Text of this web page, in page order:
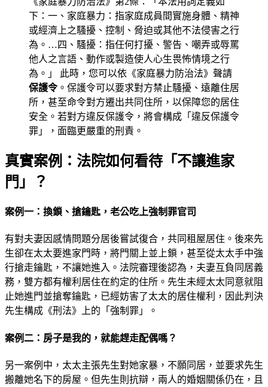
下：一、家庭暴力：指家庭成員間實施身體、精神
或經濟上之騷擾、控制、脅迫或其他不法侵害之行
為。…四、騷擾：指任何打擾、警告、嘲弄或辱罵
他人之言語、動作或製造使人心生畏怖情境之行
為。」 此時，您可以依《家庭暴力防治法》聲請
保護令 。保護令可以要求對方禁止騷擾、遠離住居
所，甚至命令對方遷出共同住所，以保障您的居住
安全。若對方違反保護令，將會構成「違反保護令
罪」，面臨更嚴重的刑責。
真實案例：法院如何看待「不讓進家
門」？
案例一：換鎖、搶鑰匙，老公吃上強制罪官司
有對夫妻因感情問題分居後嘗試復合，共同租屋居住。後來先
生卻在太太要進家門時，將門關上並上鎖，甚至從太太手中強
行搶走鑰匙，不讓她進入。法院審理後認為，夫妻互負同居義
務，雙方都有權利居住在約定的住所。先生未經太太同意就阻
止她進門並搶奪鑰匙，已經妨害了太太的居住權利，因此判決
先生構成《刑法》上的「強制罪」。
案例二：房子是我的，就能趕走配偶嗎？
另一案例中，太太主張先生對她家暴，不願同居，並要求先生
搬離她名下的房屋。但先生則抗辯，兩人的婚姻關係仍在，且